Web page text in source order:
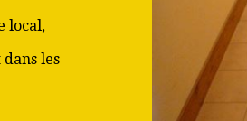
local,
les